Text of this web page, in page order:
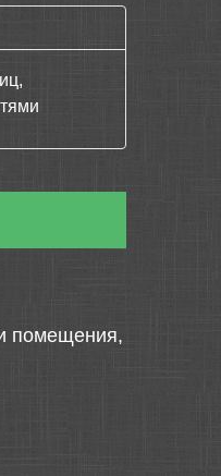
помещения,